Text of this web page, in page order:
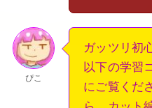
ぴこ
ガッツリ初
以下の学習
にご覧くだ